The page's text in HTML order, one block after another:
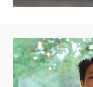
動
画
プ
レ
ー
ヤ